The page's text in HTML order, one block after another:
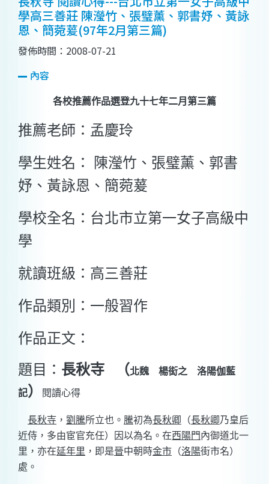
學高三善莊 陳瀅竹、張璧薰、郭書妤、黃詠
恩、簡菀萲(97年2月第三篇)
發佈時間：2008-07-21
內容
各校推薦作品選登九十七年二月第三篇
推薦老師：孟慶玲
學生姓名： 陳瀅竹、張璧薰、郭書
妤、黃詠恩、簡菀萲
學校全名：台北市立第一女子高級中
學
就讀班級：高三善莊
作品類別：一般習作
作品正文：
題目： 長秋寺 （北魏 楊衒之 洛陽伽藍
記） 閱讀心得
長秋寺 ， 劉騰所立也。 騰初為長秋卿 （長秋卿乃皇后
近侍，多由宦官充任）
因以為名。在西陽門內御道北一
里，亦在延年里 ，即是晉中朝時金市 （洛陽街市名）
處。